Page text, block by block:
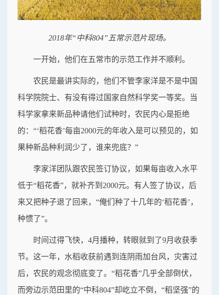
2018年“中科804”五常示范片现场。
一开始，他们在五常市的示范工作并不顺利。
农民是最讲实际的，他们不管李家洋是不是中国
科学院院士、有没有得过国家自然科学奖一等奖。当
科学家拿来新品种请他们试种时，农民内心是拒绝
的：“‘稻花香’每亩2000元的年收入是可以预见的，如
果种新品种利润少了，谁来兜底？”
李家洋团队跟农民签订协议，如果每亩收入水平
低于“稻花香”，就补齐到2000元。有人签了协议，后
来又把种子退了回来，“俺们种了十几年的‘稻花香’，
种惯了”。
时间过得飞快，4月播种，转眼就到了9月收获季
节。这一年，水稻收获前遇到连阴雨加台风，灾害过
后，农民的观念彻底变了。“稻花香”几乎全部倒伏，
而旁边示范田里的“中科804”却屹立不倒，“稻坚强”的